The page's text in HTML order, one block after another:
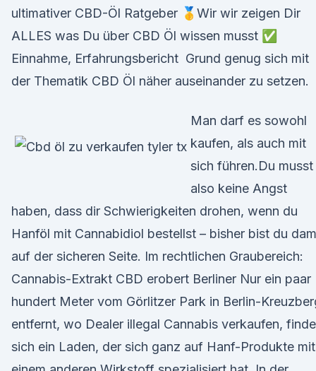
ultimativer CBD-Öl Ratgeber 🥇Wir wir zeigen Dir
ALLES was Du über CBD Öl wissen musst ✅
Einnahme, Erfahrungsbericht Grund genug sich mit
der Thematik CBD Öl näher auseinander zu setzen.
Man darf es sowohl
kaufen, als auch mit
sich führen.Du musst
also keine Angst
haben, dass dir Schwierigkeiten drohen, wenn du
Hanföl mit Cannabidiol bestellst – bisher bist du
auf der sicheren Seite. Im rechtlichen Graubereich:
Cannabis-Extrakt CBD erobert Berliner Nur ein paar
hundert Meter vom Görlitzer Park in Berlin-
entfernt, wo Dealer illegal Cannabis verkaufen,
sich ein Laden, der sich ganz auf Hanf-Produkte mit